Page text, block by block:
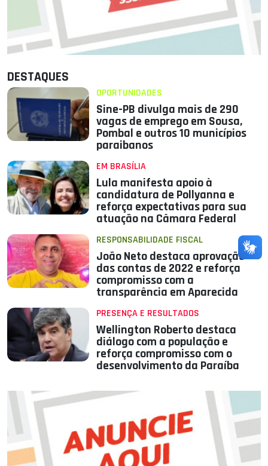
DESTAQUES
OPORTUNIDADES
Sine-PB divulga mais de 290
vagas de emprego em Sousa,
Pombal e outros 10 municípios
paraibanos
EM BRASÍLIA
Lula manifesta apoio à
candidatura de Pollyanna e
reforça expectativas para sua
atuação na Câmara Federal
RESPONSABILIDADE FISCAL
João Neto destaca aprovação
das contas de 2022 e reforça
compromisso com a
transparência em Aparecida
PRESENÇA E RESULTADOS
Wellington Roberto destaca
diálogo com a população e
reforça compromisso com o
desenvolvimento da Paraíba